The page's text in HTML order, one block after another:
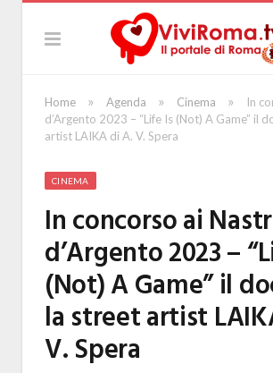
Home » Agenda » Cinema »
In
d’Argento 2023 – “Life Is (Not) A Game” il
artist LAIKA di A. V. Spera
CINEMA
In concorso ai
d’Argento 2023 –
(Not) A Game” il
la street artist
V. Spera